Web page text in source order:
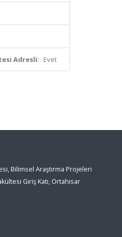
Adresli: Evet
Bilimsel Araştırma Projeleri
Giriş Katı, Ortahisar